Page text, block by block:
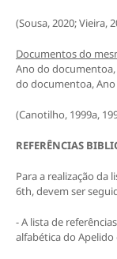
(Sousa, 2020; Vieira,
Documentos do
Ano do
do documentoa,
(Canotilho, 1999a,
REFERÊNCIAS
Para a realização da
6th, devem ser
- A lista de
alfabética do